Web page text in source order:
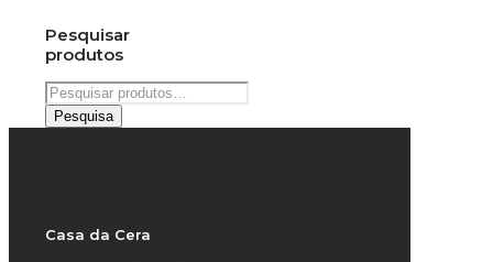
Pesquisar
produtos
Pesquisar
por:
Pesquisa
Casa da Cera